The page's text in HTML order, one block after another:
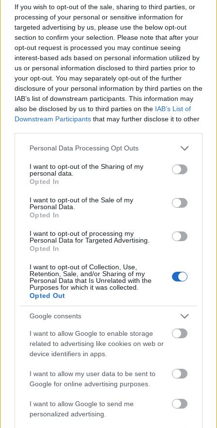
If you wish to opt-out of the sale, sharing to third parties, or
processing of your personal or sensitive information for
targeted advertising by us, please use the below opt-out
section to confirm your selection. Please note that after your
opt-out request is processed you may continue seeing
interest-based ads based on personal information utilized by
us or personal information disclosed to third parties prior to
your opt-out. You may separately opt-out of the further
disclosure of your personal information by third parties on the
IAB’s list of downstream participants. This information may
also be disclosed by us to third parties on the IAB’s List of
Downstream Participants that may further disclose it to other
Please note that this website/app uses one or more Google
not limited to your visit or usage behaviour. You may click to
grant or deny consent to Google and its third-party tags to
use your data for below specified purposes in below Google
consent section.
Personal Data Processing Opt Outs
I want to opt-out of the Sharing of my
personal data.
Opted In
I want to opt-out of the Sale of my
Personal Data.
Opted In
I want to opt-out of processing my
Personal Data for Targeted Advertising.
Opted In
I want to opt-out of Collection, Use,
Retention, Sale, and/or Sharing of my
Personal Data that Is Unrelated with the
Purposes for which it was collected.
Opted Out
Google consents
I want to allow Google to enable storage
related to advertising like cookies on web or
device identifiers in apps.
I want to allow my user data to be sent to
Google for online advertising purposes.
I want to allow Google to send me
personalized advertising.
*Ισχύουν Όροι & Προϋποθέσεις.
«21+ |Αρμόδιος Ρυθμιστής ΕΕΕΠ | Κίνδυνος
ΣΤΗΡΙΞΗΣ: 1114| Παίξε Υπεύθυνα |».
@Photo credits:
επικαιρότητας. Μάθε για όλους τουςlive αγώνες σήμερα
και δες τιςαθλητικές μεταδόσειςτης ημέρας και της
εβδομάδας μέσα από το υπερπλήρες Πρόγραμμα TV του
Gazzetta. Ακολούθησέ μας και στο
Google News.